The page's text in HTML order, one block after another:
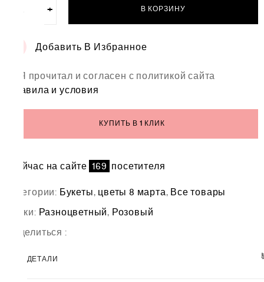
Количество
Букет
+ В КОРЗИНУ
Добавить В Избранное
Я прочитал и согласен с политикой сайта
правила и условия
КУПИТЬ В 1 КЛИК
Сейчас на сайте 169 посетителя
Категории: Букеты, цветы 8 марта, Все товары
Метки: Разноцветный, Розовый
Поделиться :
ДЕТАЛИ